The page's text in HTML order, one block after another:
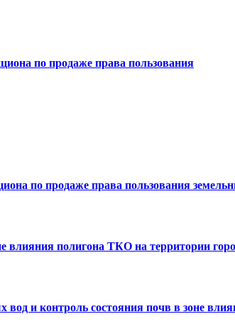
по продаже права пользования
по продаже права пользования
влияния полигона ТКО на территории
и контроль состояния почв в зоне